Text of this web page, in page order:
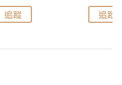
追蹤 追蹤